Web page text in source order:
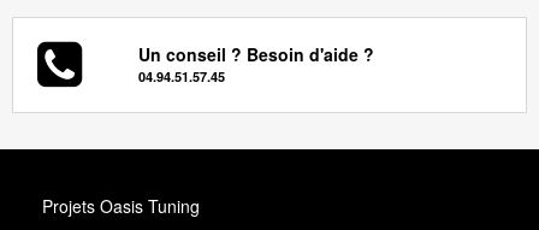
Un conseil ? Besoin d'aide ?
04.94.51.57.45
Projets Oasis Tuning